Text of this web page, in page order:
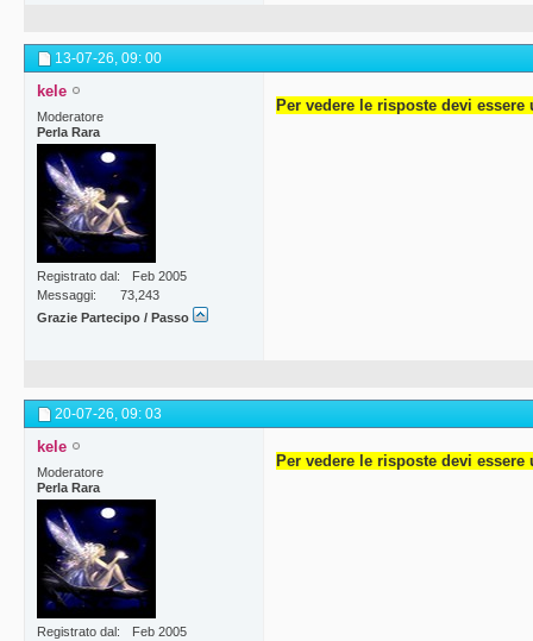
13-07-26, 09: 00
kele
Moderatore
Perla Rara
Registrato dal
Feb 2005
Messaggi
73,243
Grazie Partecipo / Passo
Per vedere le risposte devi essere
20-07-26, 09: 03
kele
Moderatore
Perla Rara
Registrato dal
Feb 2005
Per vedere le risposte devi